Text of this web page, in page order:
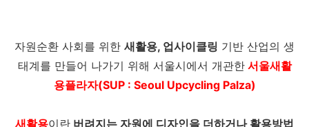
자원순환 사회를 위한 새활용, 업사이클링 기반 산업의 생
태계를 만들어 나가기 위해 서울시에서 개관한서울새활
용플라자(SUP : Seoul Upcycling Palza)
새활용이란 버려지는 자원에 디자인을 더하거나 활용방법